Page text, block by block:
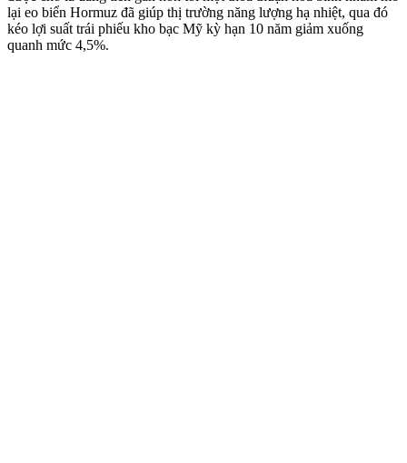
lại eo biển Hormuz đã giúp thị trường năng lượng hạ nhiệt, qua đó
kéo lợi suất trái phiếu kho bạc Mỹ kỳ hạn 10 năm giảm xuống
quanh mức 4,5%.